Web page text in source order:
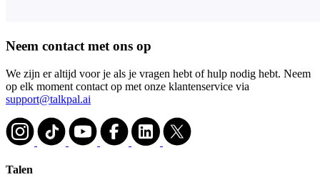
Neem contact met ons op
We zijn er altijd voor je als je vragen hebt of hulp nodig hebt. Neem
op elk moment contact op met onze klantenservice via
support@talkpal.ai
Talen